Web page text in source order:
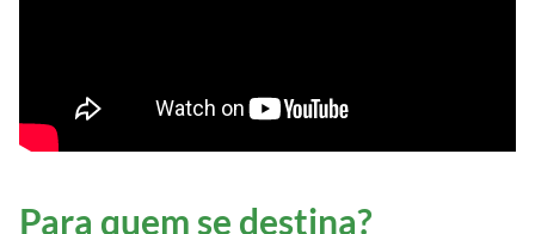
Para quem se destina?